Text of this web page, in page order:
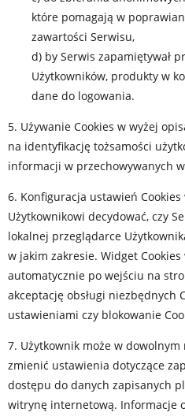
które pomagają w
zawartości Serwisu,
d) by Serwis zapamiętywał
Użytkowników, produkty w
dane do logowania.
5. Używanie Cookies w wyżej
na identyfikację tożsamości
informacji w przechowywanych
6. Konfiguracja ustawień
Użytkownikowi decydować, czy
lokalnej przeglądarce
w jakim zakresie. Widget
automatycznie po wejściu na
akceptację obsługi niezbędnych
ustawieniami czy blokowanie
7. Użytkownik może w
zmienić ustawienia dotyczące
dostępu do danych zapisanych
witrynę internetową. Informacje